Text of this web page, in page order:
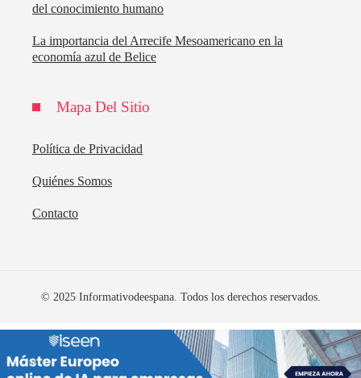
del conocimiento humano
La importancia del Arrecife Mesoamericano en la
economía azul de Belice
Mapa Del Sitio
Política de Privacidad
Quiénes Somos
Contacto
© 2025 Informativodeespana. Todos los derechos reservados.